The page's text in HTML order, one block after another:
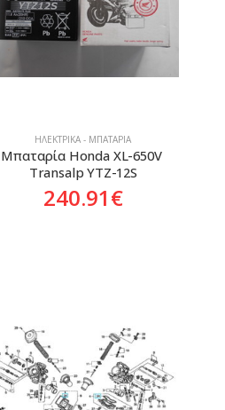
ΗΛΕΚΤΡΙΚΆ - ΜΠΑΤΑΡΊΑ
Mπαταρία Honda XL-650V
Transalp YTZ-12S
240.91€